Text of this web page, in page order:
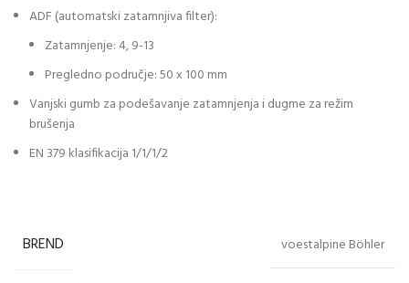
ADF (automatski zatamnjiva filter):
Zatamnjenje: 4, 9-13
Pregledno područje: 50 x 100 mm
Vanjski gumb za podešavanje zatamnjenja i dugme za režim
brušenja
EN 379 klasifikacija 1/1/1/2
BREND voestalpine Böhler